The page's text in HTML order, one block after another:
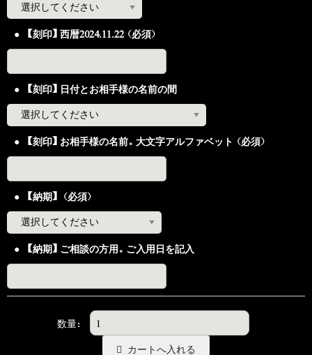
【刻印】西暦2024.11.22（必須）
【刻印】日付とお相手様の名前の間
【刻印】お相手様の名前。大文字アルファベット（必須）
【納期】（必須）
【納期】ご相談の方用。ご入用日を記入
数量：